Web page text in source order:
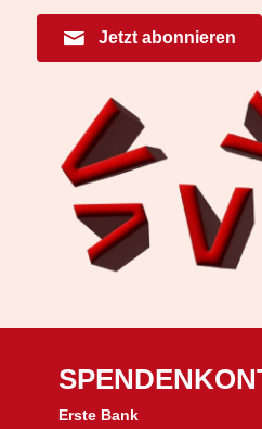
Jetzt abonnieren
Erste Bank